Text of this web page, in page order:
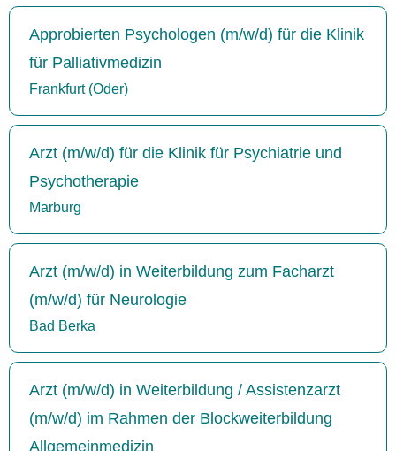
Approbierten Psychologen (m/w/d) für die Klinik
für Palliativmedizin
Frankfurt (Oder)
Arzt (m/w/d) für die Klinik für Psychiatrie und
Psychotherapie
Marburg
Arzt (m/w/d) in Weiterbildung zum Facharzt
(m/w/d) für Neurologie
Bad Berka
Arzt (m/w/d) in Weiterbildung / Assistenzarzt
(m/w/d) im Rahmen der Blockweiterbildung
Allgemeinmedizin